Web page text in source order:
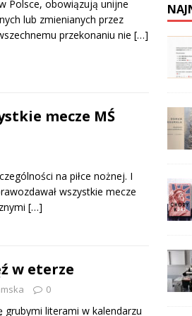
Polsce, obowiązują unijne
lub zmienianych przez
przekonaniu nie […]
mecze MŚ
na piłce nożnej. I
wszystkie mecze
[…]
w eterze
0
grubymi literami w kalendarzu